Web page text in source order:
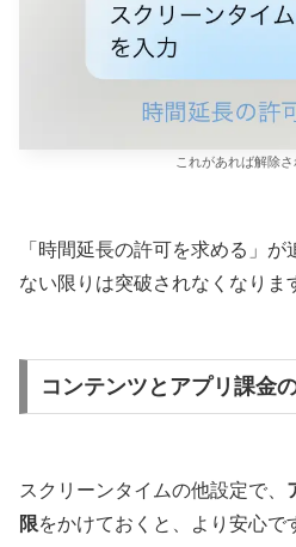
これがあれば解除さ
「時間延長の許可を求める」
ない限りは突破されなくなりま
コンテンツとアプリ課金
スクリーンタイムの他設定で、
限をかけておくと、より安心で